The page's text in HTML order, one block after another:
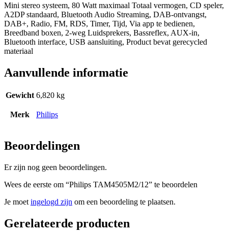
Mini stereo systeem, 80 Watt maximaal Totaal vermogen, CD speler,
A2DP standaard, Bluetooth Audio Streaming, DAB-ontvangst,
DAB+, Radio, FM, RDS, Timer, Tijd, Via app te bedienen,
Breedband boxen, 2-weg Luidsprekers, Bassreflex, AUX-in,
Bluetooth interface, USB aansluiting, Product bevat gerecycled
materiaal
Aanvullende informatie
Gewicht 6,820 kg
Merk Philips
Beoordelingen
Er zijn nog geen beoordelingen.
Wees de eerste om “Philips TAM4505M2/12” te beoordelen
Je moet ingelogd zijn om een beoordeling te plaatsen.
Gerelateerde producten